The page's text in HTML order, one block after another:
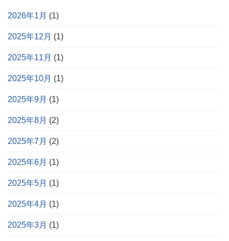
2026年1月 (1)
2025年12月 (1)
2025年11月 (1)
2025年10月 (1)
2025年9月 (1)
2025年8月 (2)
2025年7月 (2)
2025年6月 (1)
2025年5月 (1)
2025年4月 (1)
2025年3月 (1)